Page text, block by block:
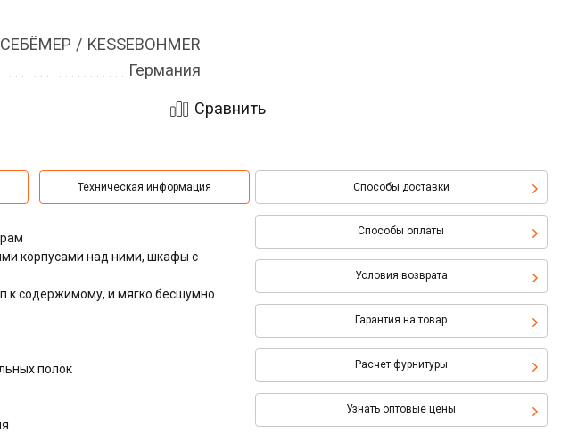
/ KESSEBOHMER
Германия
Сравнить
Техническая информация Способы доставки
Способы оплаты
Условия возврата
Гарантия на товар
Расчет фурнитуры
Узнать оптовые цены
корпусами над ними, шкафы с
к содержимому, и мягко бесшумно
полок